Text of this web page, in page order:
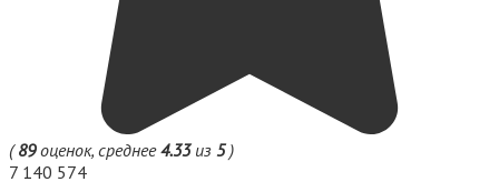
(89оценок, среднее4.33из 5)
7 140 574